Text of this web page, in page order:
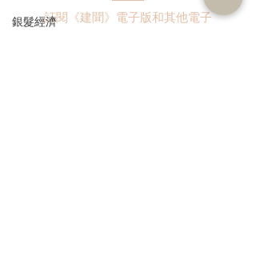
銀髮經濟訂閱《建聞》電子版和其他電子